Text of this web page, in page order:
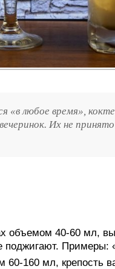
«в любое время»,
Их не
объемом 40-60 мл,
поджигают. Примеры:
160 мл, крепость